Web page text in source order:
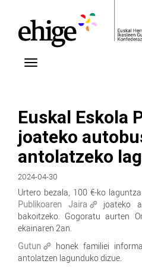
Euskal Eskola
joateko
antolatzeko
2024-04-30
Urtero bezala, 100 €-ko
Publikoaren Jaira
joateko
bakoitzeko. Gogoratu aurten
ekainaren 2an.
Gutun
honek familiei
antolatzen lagunduko dizue.